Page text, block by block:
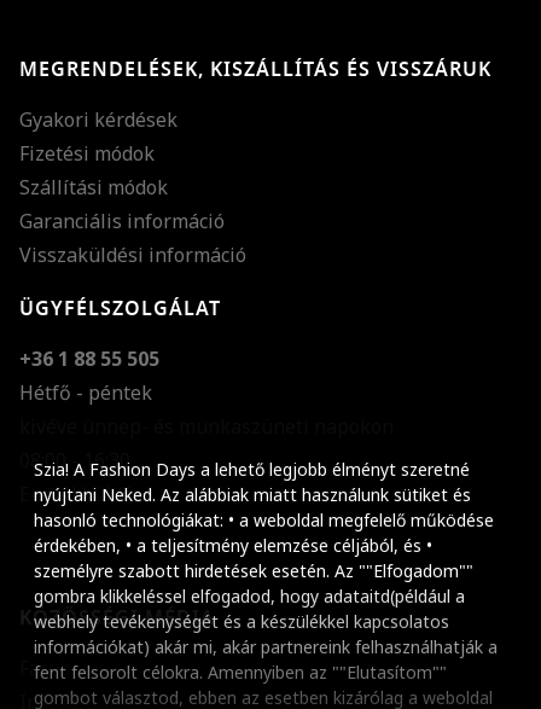
Szia! A Fashion Days a lehető legjobb élményt szeretné
nyújtani Neked. Az alábbiak miatt használunk sütiket és
hasonló technológiákat: • a weboldal megfelelő működése
érdekében, • a teljesítmény elemzése céljából, és •
személyre szabott hirdetések esetén. Az ""Elfogadom""
gombra klikkeléssel elfogadod, hogy adataitd(például a
webhely tevékenységét és a készülékkel kapcsolatos
információkat) akár mi, akár partnereink felhasználhatják a
fent felsorolt célokra. Amennyiben az ""Elutasítom""
gombot választod, ebben az esetben kizárólag a weboldal
MEGRENDELÉSEK, KISZÁLLÍTÁS ÉS VISSZÁRUK
Gyakori kérdések
Fizetési módok
Szállítási módok
Garanciális információ
Visszaküldési információ
ÜGYFÉLSZOLGÁLAT
+36 1 88 55 505
Hétfő - péntek
08:00 - 16:30
E-mail küldése
KÖZÖSSÉGI MÉDIA
Facebook
Instagram
Szöveg méretének
Szóköz növelése
Szóköz csökkentése
Sortávolság
Sortávolság